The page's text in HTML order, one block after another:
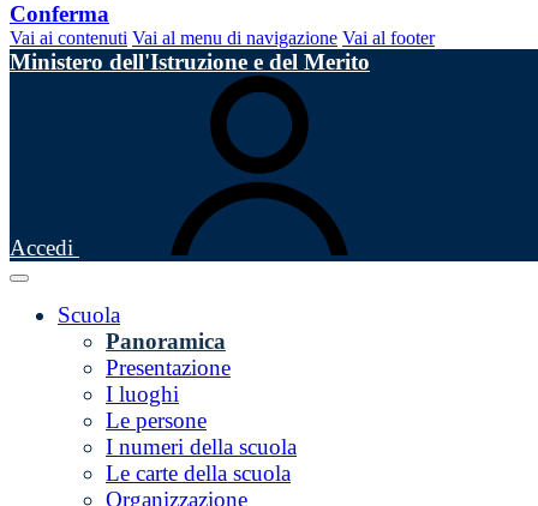
Conferma
Vai ai contenuti Vai al menu di navigazione Vai al footer
Ministero dell'Istruzione e del Merito
Accedi
Scuola
Panoramica
Presentazione
I luoghi
Le persone
I numeri della scuola
Le carte della scuola
Organizzazione